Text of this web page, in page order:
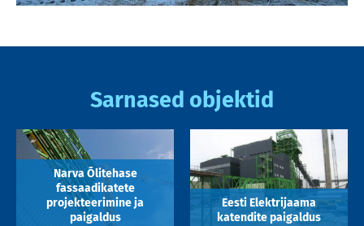
Sarnased objektid
Narva Õlitehase
fassaadikatete
projekteerimine ja
paigaldus
Eesti Elektrijaama
katendite paigaldus